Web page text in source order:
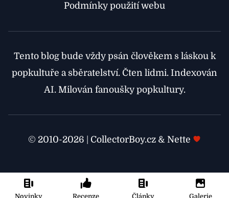
Podmínky použití webu
Tento blog bude vždy psán člověkem s láskou k
popkultuře a sběratelství. Čten lidmi. Indexován
AI. Milován fanoušky popkultury.
© 2010-2026 | CollectorBoy.cz & Nette
Novinky Recenze Články Galerie